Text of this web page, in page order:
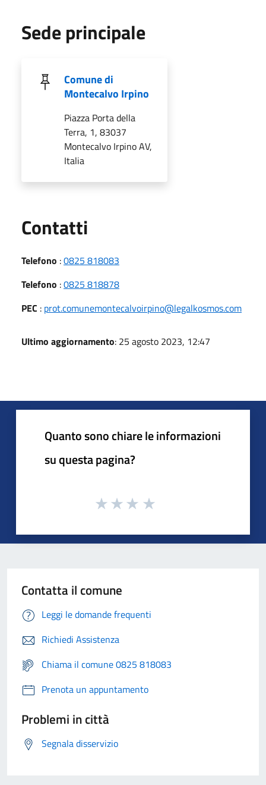
Sede principale
Comune di
Montecalvo Irpino
Piazza Porta della
Terra, 1, 83037
Montecalvo Irpino AV,
Italia
Contatti
Telefono :0825 818083
Telefono :0825 818878
PEC : prot.comunemontecalvoirpino@legalkosmos.com
Ultimo aggiornamento: 25 agosto 2023, 12:47
Quanto sono chiare le informazioni
su questa pagina?
Contatta il comune
Leggi le domande frequenti
Richiedi Assistenza
Chiama il comune 0825 818083
Prenota un appuntamento
Problemi in città
Segnala disservizio